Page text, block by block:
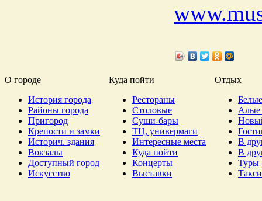
О городе Куда пойти
Отдых
История города
Районы города
Пригород
Крепости и замки
Историч. здания
Вокзалы
Доступный город
Искусство
Рестораны
Столовые
Суши-бары
ТЦ, универмаги
Интересные места
Куда пойти
Концерты
Выставки
Алые
В
В
Туры
Такси